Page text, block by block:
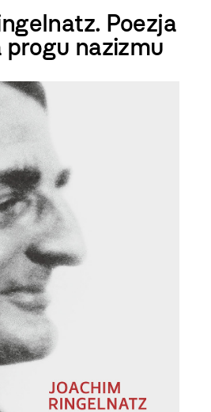
Poezja
progu nazizmu